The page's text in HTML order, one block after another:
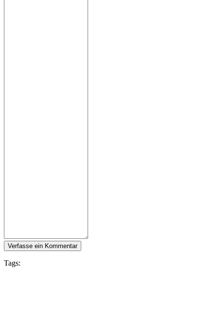
Verfasse ein Kommentar
Tags: